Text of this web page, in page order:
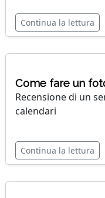
Continua la lettura
Come fare un
Recensione di un
calendari
Continua la lettura